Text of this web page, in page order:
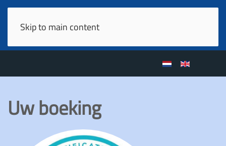
Skip to main content
Uw boeking